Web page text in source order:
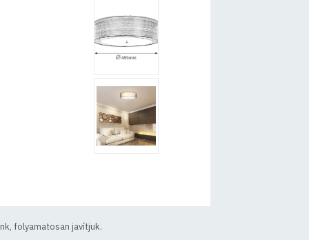
folyamatosan javítjuk.